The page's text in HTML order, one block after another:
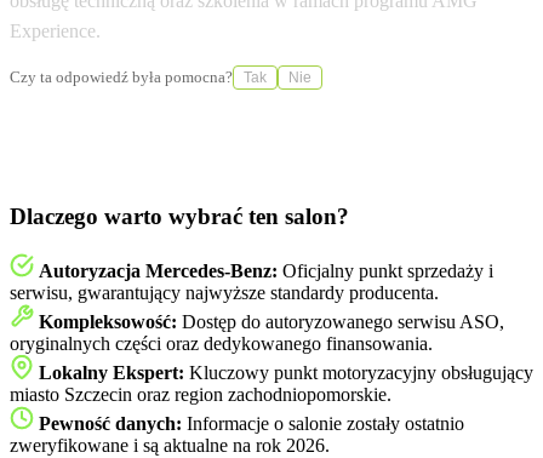
Experience.
Czy ta odpowiedź była pomocna? Tak Nie
Dlaczego warto wybrać ten salon?
Autoryzacja Mercedes-Benz: Oficjalny punkt sprzedaży i
serwisu, gwarantujący najwyższe standardy producenta.
Kompleksowość: Dostęp do autoryzowanego serwisu ASO,
oryginalnych części oraz dedykowanego finansowania.
Lokalny Ekspert: Kluczowy punkt motoryzacyjny obsługujący
miasto Szczecin oraz region zachodniopomorskie.
Pewność danych: Informacje o salonie zostały ostatnio
zweryfikowane i są aktualne na rok 2026.